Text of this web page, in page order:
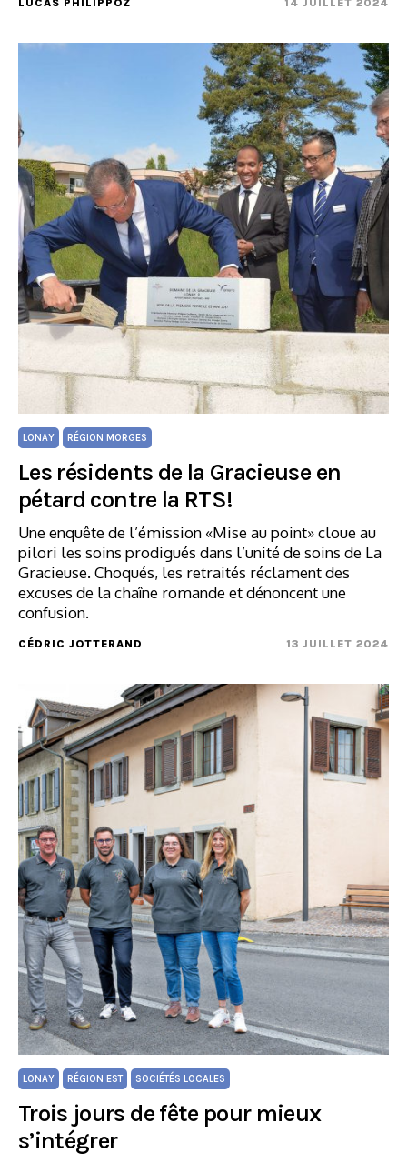
LUCAS PHILIPPOZ 14 JUILLET 2024
LONAY RÉGION MORGES
Les résidents de la Gracieuse en
pétard contre la RTS!
Une enquête de l’émission «Mise au point» cloue au
pilori les soins prodigués dans l’unité de soins de La
Gracieuse. Choqués, les retraités réclament des
excuses de la chaîne romande et dénoncent une
confusion.
CÉDRIC JOTTERAND 13 JUILLET 2024
LONAY RÉGION EST SOCIÉTÉS LOCALES
Trois jours de fête pour mieux
s’intégrer